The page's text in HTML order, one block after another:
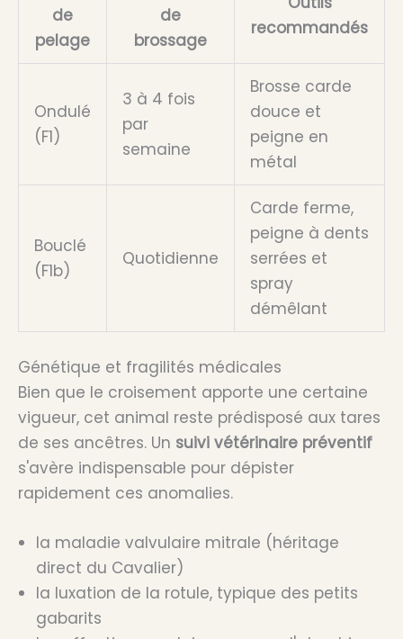
de
pelage
de
brossage
recommandés
Ondulé
(F1)
3 à 4 fois
par
semaine
Brosse carde
douce et
peigne en
métal
Bouclé
(F1b)
Quotidienne
Carde ferme,
peigne à dents
serrées et
spray
démêlant
Génétique et fragilités médicales
Bien que le croisement apporte une certaine
vigueur, cet animal reste prédisposé aux tares
de ses ancêtres. Un suivi vétérinaire préventif
s'avère indispensable pour dépister
rapidement ces anomalies.
la maladie valvulaire mitrale (héritage
direct du Cavalier)
la luxation de la rotule, typique des petits
gabarits